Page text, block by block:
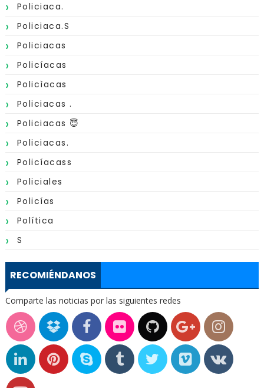
Policiaca.
Policiaca.s
Policiacas
Policíacas
Policìacas
Policiacas .
Policiacas 😇
Policiacas.
Policíacass
Policiales
Policías
Política
S
RECOMIÉNDANOS
Comparte las noticias por las siguientes redes